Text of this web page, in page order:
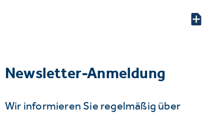
Newsletter-Anmeldung
Wir informieren Sie regelmäßig über